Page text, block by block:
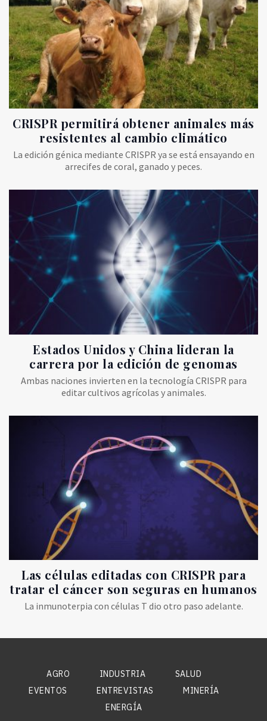
CRISPR permitirá obtener animales más
resistentes al cambio climático
La edición génica mediante CRISPR ya se está ensayando en
arrecifes de coral, ganado y peces.
Estados Unidos y China lideran la
carrera por la edición de genomas
Ambas naciones invierten en la tecnología CRISPR para
editar cultivos agrícolas y animales.
Las células editadas con CRISPR para
tratar el cáncer son seguras en humanos
La inmunoterpia con células T dio otro paso adelante.
AGRO INDUSTRIA
SALUD
EVENTOS
ENTREVISTAS
MINERÍA
ENERGÍA